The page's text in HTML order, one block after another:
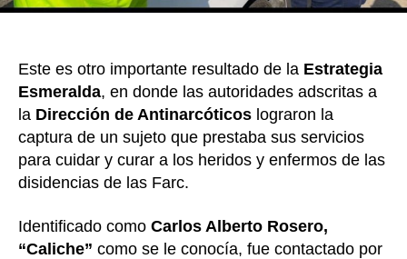
para
en
Este es otro importante resultado de la Estrategia
Esmeralda, en donde las autoridades adscritas a
la Dirección de Antinarcóticos lograron la
captura de un sujeto que prestaba sus servicios
para cuidar y curar a los heridos y enfermos de las
disidencias de las Farc.
Identificado como Carlos Alberto Rosero,
“Caliche” como se le conocía, fue contactado por